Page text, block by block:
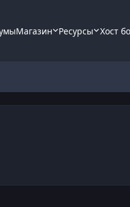
Магазин Ресурсы Хост